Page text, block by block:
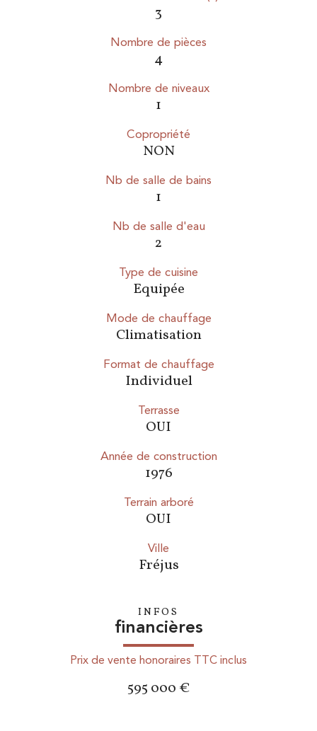
3
Nombre de pièces
4
Nombre de niveaux
1
Copropriété
NON
Nb de salle de bains
1
Nb de salle d'eau
2
Type de cuisine
Equipée
Mode de chauffage
Climatisation
Format de chauffage
Individuel
Terrasse
OUI
Année de construction
1976
Terrain arboré
OUI
ville
Fréjus
INFOS
financières
Prix de vente honoraires TTC inclus
595 000 €